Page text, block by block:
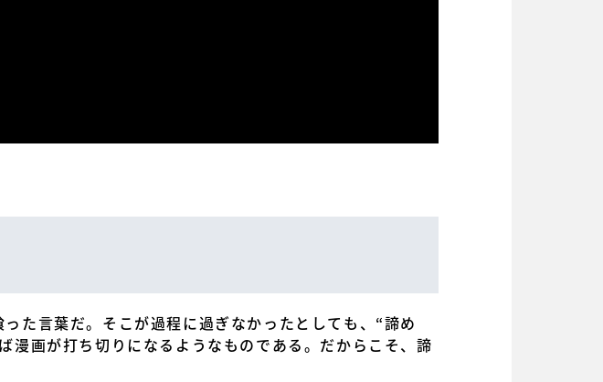
た言葉だ。そこが過程に過ぎなかったとしても、“諦め
漫画が打ち切りになるようなものである。だからこそ、諦